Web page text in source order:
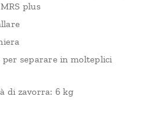
plus
per separare in molteplici
di zavorra: 6 kg